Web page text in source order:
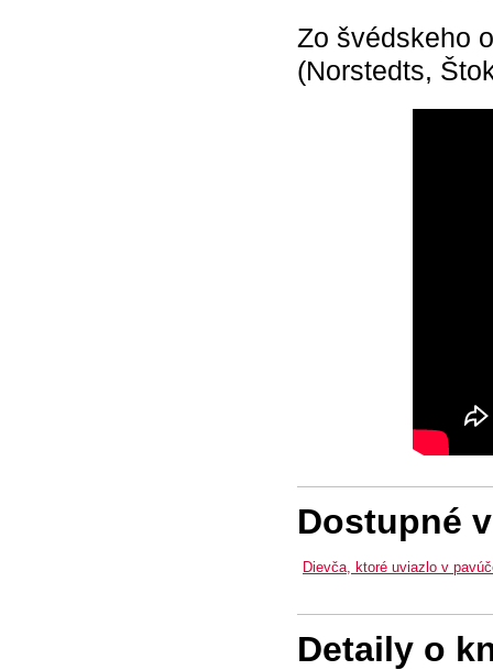
Zo švédskeho
(Norstedts,
Dostupné
Dievča, ktoré uviazlo v
Detaily o